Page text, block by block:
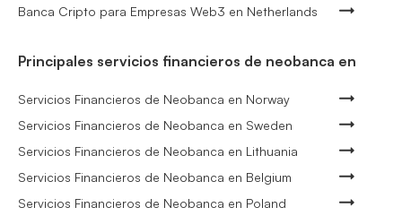
Banca Cripto para Empresas Web3 en Netherlands
Principales servicios financieros de neobanca en
Servicios Financieros de Neobanca en Norway
Servicios Financieros de Neobanca en Sweden
Servicios Financieros de Neobanca en Lithuania
Servicios Financieros de Neobanca en Belgium
Servicios Financieros de Neobanca en Poland